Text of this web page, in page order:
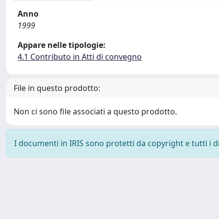
Anno
1999
Appare nelle tipologie:
4.1 Contributo in Atti di convegno
File in questo prodotto:
Non ci sono file associati a questo prodotto.
I documenti in IRIS sono protetti da copyright e tutti i